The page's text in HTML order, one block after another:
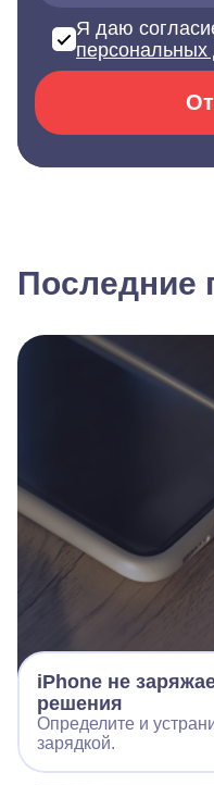
Я даю
Последние
iPhone не
решения
Определите и
зарядкой.